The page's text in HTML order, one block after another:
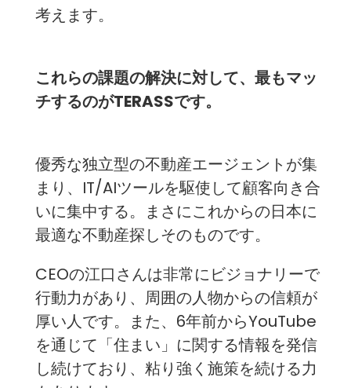
考えます。
これらの課題の解決に対して、最もマッ
チするのがTERASSです。
優秀な独立型の不動産エージェントが集
まり、IT/AIツールを駆使して顧客向き合
いに集中する。まさにこれからの日本に
最適な不動産探しそのものです。
CEOの江口さんは非常にビジョナリーで
行動力があり、周囲の人物からの信頼が
厚い人です。また、6年前からYouTube
を通じて「住まい」に関する情報を発信
し続けており、粘り強く施策を続ける力